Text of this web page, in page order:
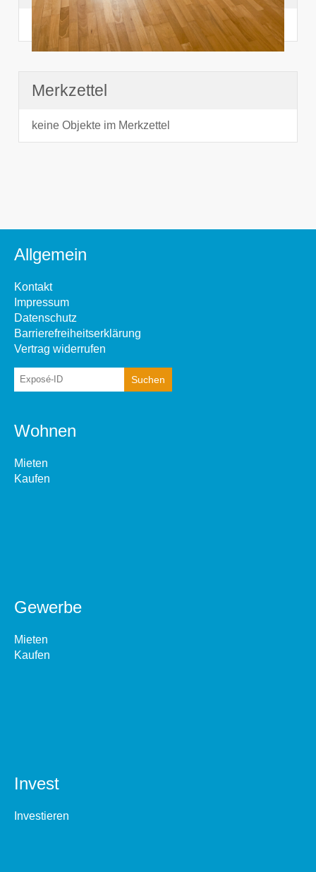
noch nichts angesehen
Merkzettel
keine Objekte im Merkzettel
Allgemein
Kontakt
Impressum
Datenschutz
Barrierefreiheitserklärung
Vertrag widerrufen
Wohnen
Mieten
Kaufen
Gewerbe
Mieten
Kaufen
Invest
Investieren